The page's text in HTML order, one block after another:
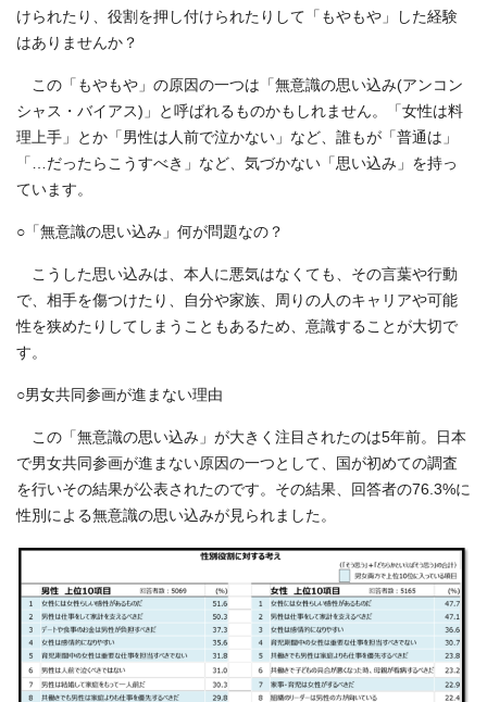
けられたり、役割を押し付けられたりして「もやもや」した経験
はありませんか？
この「もやもや」の原因の一つは「無意識の思い込み(アンコン
シャス・バイアス)」と呼ばれるものかもしれません。「女性は料
理上手」とか「男性は人前で泣かない」など、誰もが「普通は」
「…だったらこうすべき」など、気づかない「思い込み」を持っ
ています。
○「無意識の思い込み」何が問題なの？
こうした思い込みは、本人に悪気はなくても、その言葉や行動
で、相手を傷つけたり、自分や家族、周りの人のキャリアや可能
性を狭めたりしてしまうこともあるため、意識することが大切で
す。
○男女共同参画が進まない理由
この「無意識の思い込み」が大きく注目されたのは5年前。日本
で男女共同参画が進まない原因の一つとして、国が初めての調査
を行いその結果が公表されたのです。その結果、回答者の76.3%に
性別による無意識の思い込みが見られました。